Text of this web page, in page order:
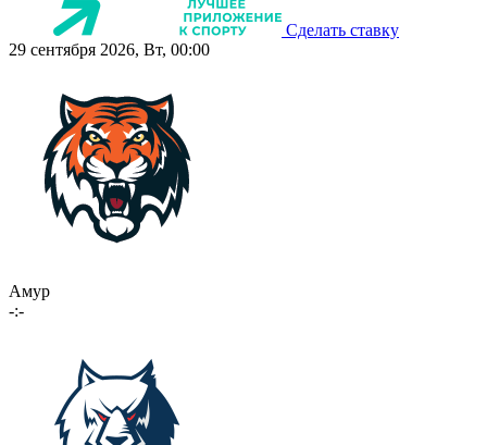
Сделать ставку
29 сентября 2026, Вт, 00:00
Амур
-:-